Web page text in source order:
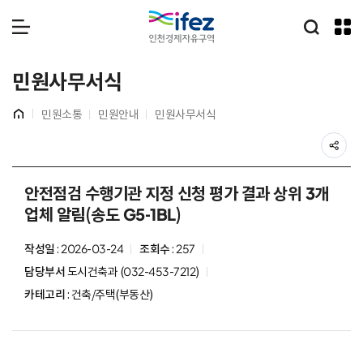
IFEZ 인천경제자유구역 통합검색
민원사무서식
민원소통 민원안내
민원사무서식
공
안전점검 수행기관 지정 신청 평가 결과 상위 3개
업체 알림(송도 G5-1BL)
작성일 : 2026-03-24 조회수: 257
담당부서 도시건축과 (032-453-7212)
카테고리 : 건축/주택(부동산)